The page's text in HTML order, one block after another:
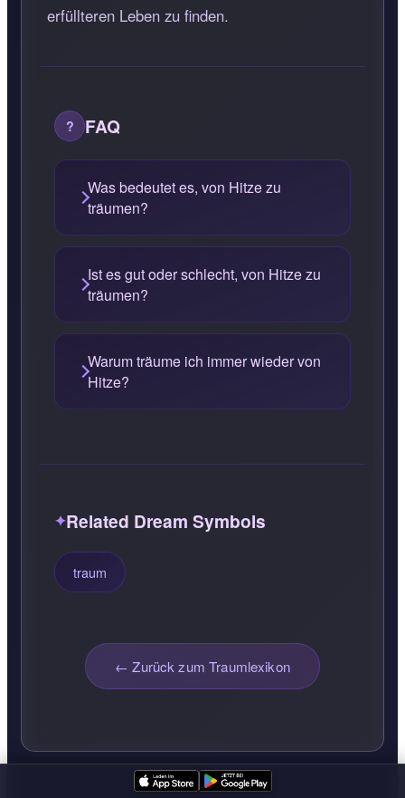
erfüllteren Leben zu finden.
FAQ
Was bedeutet es, von Hitze zu
träumen?
Ist es gut oder schlecht, von Hitze zu
träumen?
Warum träume ich immer wieder von
Hitze?
Related Dream Symbols
traum
← Zurück zum Traumlexikon